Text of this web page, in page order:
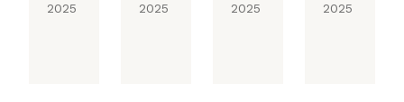
2025
2025
2025
2025